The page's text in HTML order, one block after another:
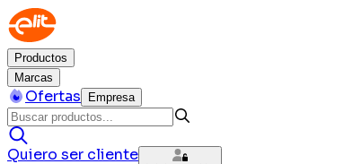
Productos
Marcas
Ofertas Empresa
Quiero ser cliente